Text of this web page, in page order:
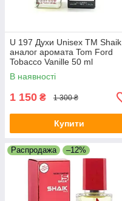
U 197 Духи Unisex ТМ Shaik
аналог аромата Tom Ford
Tobacco Vanille 50 ml
В наявності
1 150 ₴ 1 300 ₴
Купити
Распродажа –12%